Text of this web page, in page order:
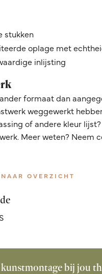
stukken
oplage met
inlijsting
formaat dan
weggewerkt
of andere kleur
Meer weten? Neem
OVERZICHT
bij jou